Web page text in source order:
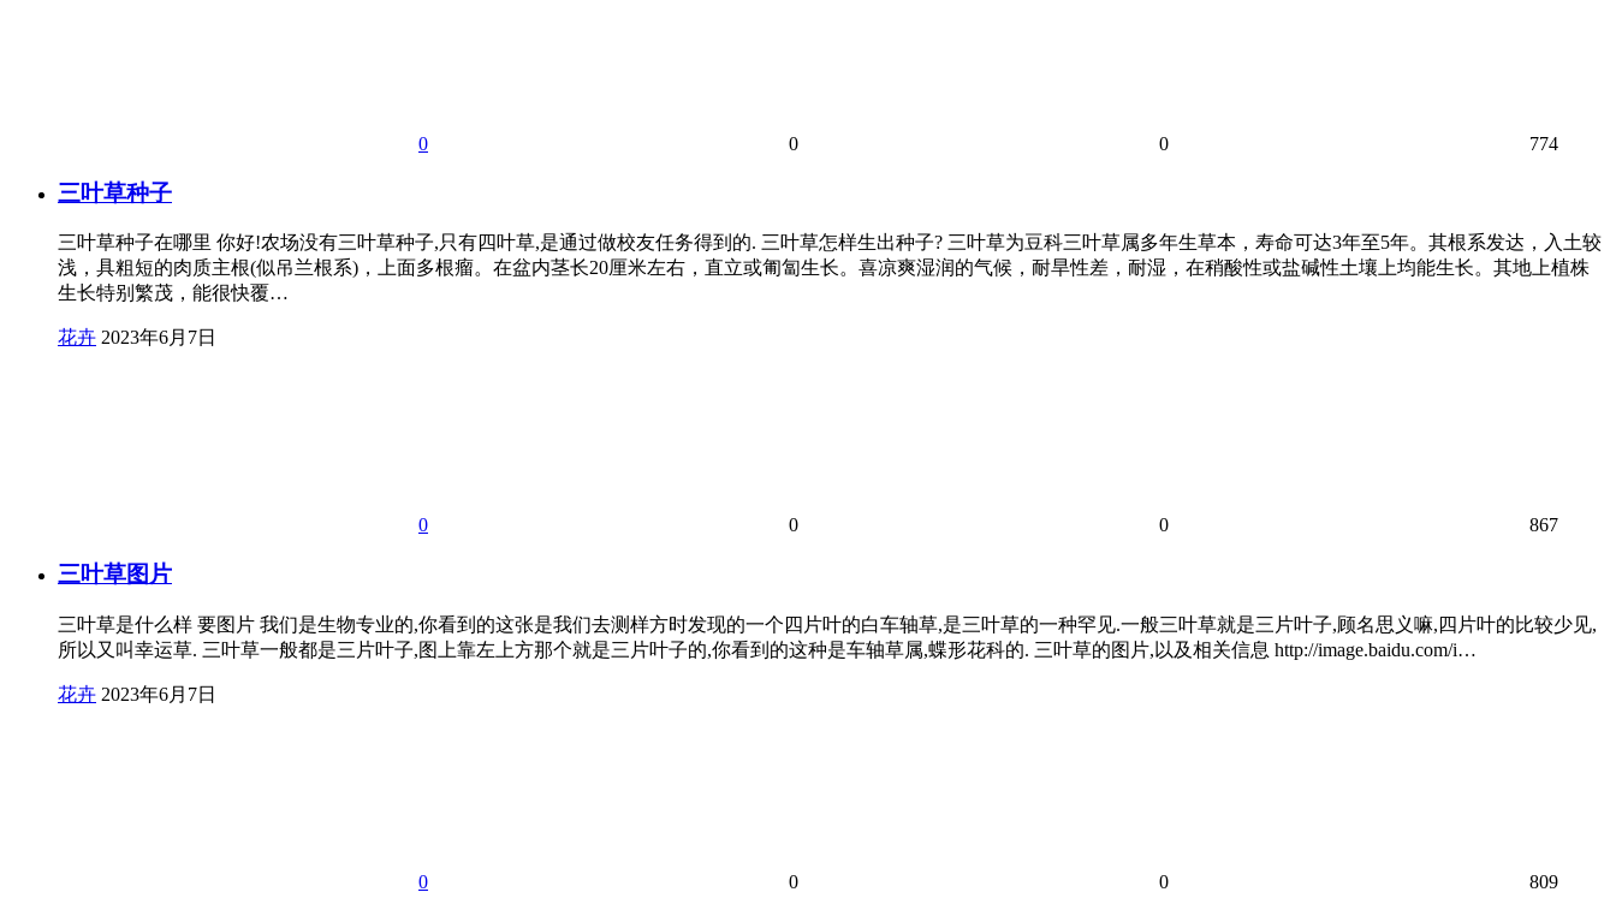
0 0 0 774
三叶草种子
三叶草种子在哪里 你好!农场没有三叶草种子,只有四叶草,是通过做校友任务得到的. 三叶草怎样生出种子? 三叶草为豆科三叶草属多年生草本，寿命可达3年至5年。其根系发达，入土较
浅，具粗短的肉质主根(似吊兰根系)，上面多根瘤。在盆内茎长20厘米左右，直立或匍匐生长。喜凉爽湿润的气候，耐旱性差，耐湿，在稍酸性或盐碱性土壤上均能生长。其地上植株
生长特别繁茂，能很快覆…
花卉 2023年6月7日
0 0 0 867
三叶草图片
三叶草是什么样 要图片 我们是生物专业的,你看到的这张是我们去测样方时发现的一个四片叶的白车轴草,是三叶草的一种罕见.一般三叶草就是三片叶子,顾名思义嘛,四片叶的比较少见,
所以又叫幸运草. 三叶草一般都是三片叶子,图上靠左上方那个就是三片叶子的,你看到的这种是车轴草属,蝶形花科的. 三叶草的图片,以及相关信息 http://image.baidu.com/i…
花卉 2023年6月7日
0 0 0 809